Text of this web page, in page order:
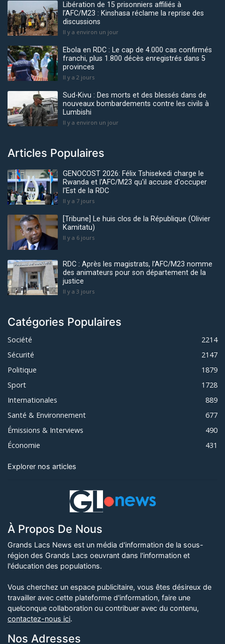
Libération de 15 prisonniers affiliés à
l’AFC/M23 : Kinshasa réclame la reprise des
discussions
Il y a environ un jour
Ebola en RDC : Le cap de 4.000 cas confirmés
franchi, plus 1.800 décès enregistrés dans 5
provinces
Il y a 2 jours
Sud-Kivu : Des morts et des blessés dans de
nouveaux bombardements contre les civils à
Lumbishi
Il y a environ un jour
Articles Populaires
GENOCOST 2026: Félix Tshisekedi charge le
Rwanda et l'AFC/M23 qu'il accuse d'occuper
l'Est de la RDC
Il y a 7 jours
[Tribune] Le huis clos de la République (Olivier
Kamitatu)
Il y a 6 jours
RDC : Après les magistrats, l’AFC/M23 nomme
des animateurs pour son département de la
justice
Il y a 3 jours
Catégories Populaires
Société
2214
Sécurité
2147
Politique
1879
Sport
1728
Internationales
889
Santé & Environnement
677
Émissions & Interviews
490
Économie
431
Explorer nos articles
À Propos De Nous
Grands Lacs News est un média d'information de la sous-
région des Grands Lacs oeuvrant dans l'information et
l'éducation des populations.
Vous cherchez un espace publicitaire, vous êtes désireux de
travailler avec cette plateforme d'information, faire une
quelconque collaboration ou contribuer avec du contenu,
contactez-nous ici.
Nos Adresses